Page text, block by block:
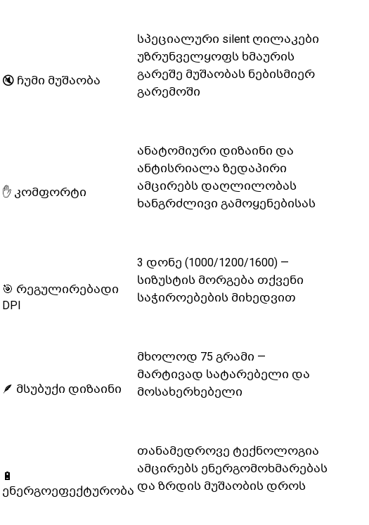
🔇 ჩუმი მუშაობა
სპეციალური silent ღილაკები
უზრუნველყოფს ხმაურის
გარეშე მუშაობას ნებისმიერ
გარემოში
✋ კომფორტი
ანატომიური დიზაინი და
ანტისრიალა ზედაპირი
ამცირებს დაღლილობას
ხანგრძლივი გამოყენებისას
🎯 რეგულირებადი
DPI
3 დონე (1000/1200/1600) —
სიზუსტის მორგება თქვენი
საჭიროებების მიხედვით
🪶 მსუბუქი დიზაინი
მხოლოდ 75 გრამი —
მარტივად სატარებელი და
მოსახერხებელი
🔋
ენერგოეფექტურობა
თანამედროვე ტექნოლოგია
ამცირებს ენერგომოხმარებას
და ზრდის მუშაობის დროს